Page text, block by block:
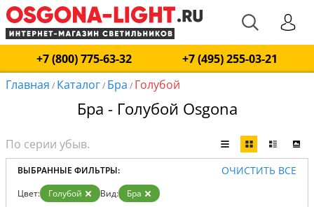
+7 (800) 775-63-32
+7 (495) 255-03-21
Главная / Каталог/ Бра / Голубой
Бра - Голубой Osgona
ВЫБРАННЫЕ ФИЛЬТРЫ: ОЧИСТИТЬ ВСЕ
Цвет: Голубой Вид: Бра